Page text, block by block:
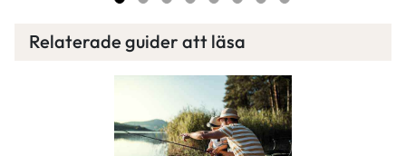
Relaterade guider att läsa